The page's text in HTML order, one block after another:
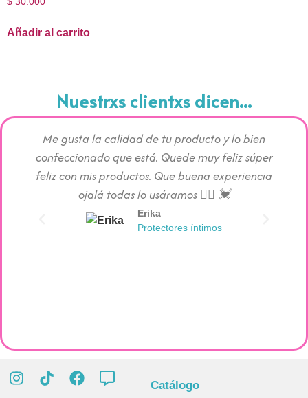
Añadir al carrito
Nuestrxs clientxs dicen...
Me gusta la calidad de tu producto y lo bien
confeccionado que está. Quede muy feliz súper
feliz con mis productos. Que buena experiencia
ojalá todas lo usáramos 👯‍♀️ 💓
Erika
Protectores íntimos
Catálogo